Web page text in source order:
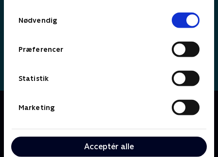
Nødvendig
Præferencer
Statistik
Marketing
Acceptér alle
Om Simon
Fransk børneserie om den tjekkede, lille superkanin
eksempel at lære at cykle eller gå til tandlægen.